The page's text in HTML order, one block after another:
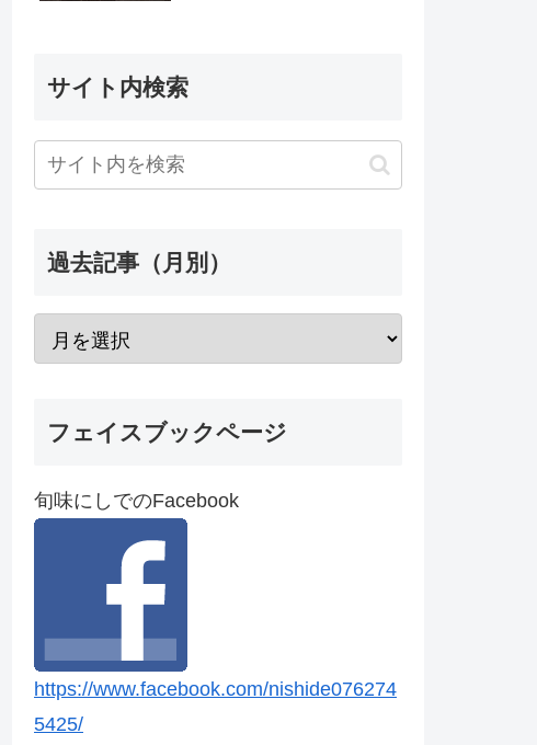
サイト内検索
過去記事（月別）
フェイスブックページ
旬味にしでのFacebook
https://www.facebook.com/nishide076274
5425/